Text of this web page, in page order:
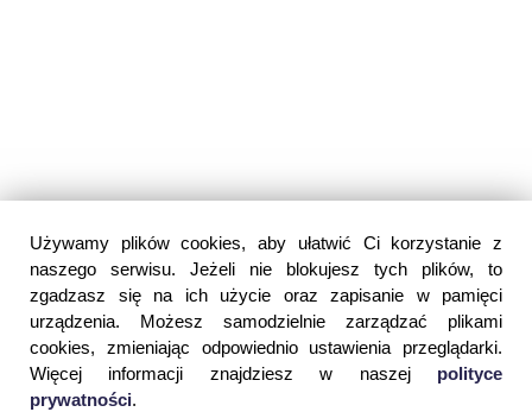
Używamy plików cookies, aby ułatwić Ci korzystanie z
naszego serwisu. Jeżeli nie blokujesz tych plików, to
zgadzasz się na ich użycie oraz zapisanie w pamięci
urządzenia. Możesz samodzielnie zarządzać plikami
cookies, zmieniając odpowiednio ustawienia przeglądarki.
Więcej informacji znajdziesz w naszej polityce
prywatności.